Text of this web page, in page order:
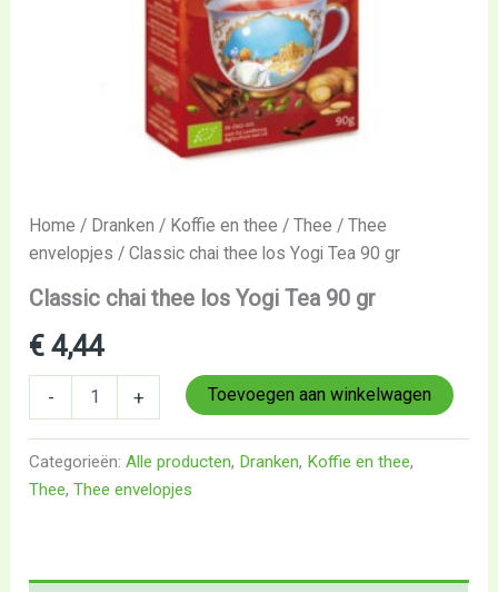
Home / Dranken / Koffie en thee /Thee /Thee
envelopjes / Classic chai thee los Yogi Tea 90 gr
Classic chai thee los Yogi Tea 90 gr
€ 4,44
- + Toevoegen aan winkelwagen
Categorieën:Alle producten, Dranken, Koffie en thee,
Thee,Thee envelopjes